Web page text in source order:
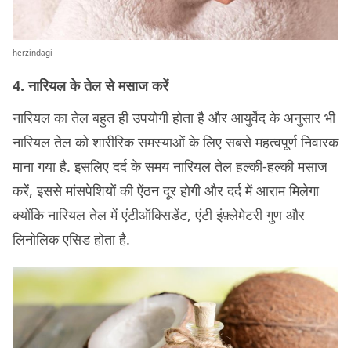
herzindagi
4. नारियल के तेल से मसाज करें
नारियल का तेल बहुत ही उपयोगी होता है और आयुर्वेद के अनुसार भी
नारियल तेल को शारीरिक समस्याओं के लिए सबसे महत्वपूर्ण निवारक
माना गया है. इसलिए दर्द के समय नारियल तेल हल्की-हल्की मसाज
करें, इससे मांसपेशियों की ऐंठन दूर होगी और दर्द में आराम मिलेगा
क्योंकि नारियल तेल में एंटीऑक्सिडेंट, एंटी इंफ़्लेमेटरी गुण और
लिनोलिक एसिड होता है.